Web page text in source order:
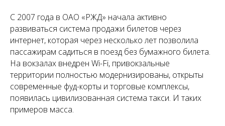
С 2007 года в ОАО «РЖД» начала активно
развиваться система продажи билетов через
интернет, которая через несколько лет позволила
пассажирам садиться в поезд без бумажного билета.
На вокзалах внедрен Wi-Fi, привокзальные
территории полностью модернизированы, открыты
современные фуд-корты и торговые комплексы,
появилась цивилизованная система такси. И таких
примеров масса.